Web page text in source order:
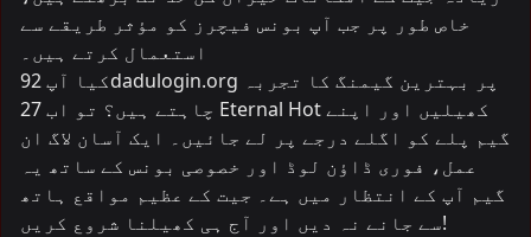
خاص طور پر جب آپ بونس فیچرز کو مؤثر طریقے سے
استعمال کرتے ہیں۔
کیا آپ 92dadulogin.org پر بہترین گیمنگ کا تجربہ
چاہتے ہیں؟ تو اب 27 Eternal Hot کھیلیں اور اپنے
گیم پلے کو اگلے درجے پر لے جائیں۔ ایک آسان لاگ ان
عمل، فوری ڈاؤن لوڈ اور خصوصی بونس کے ساتھ یہ
گیم آپ کے انتظار میں ہے۔ جیت کے عظیم مواقع ہاتھ
سے جانے نہ دیں اور آج ہی کھیلنا شروع کریں!